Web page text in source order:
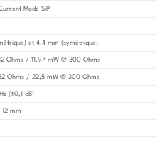
Mode SiP
et 4,4 mm (symétrique)
Ohms / 11,97 mW @ 300 Ohms
Ohms / 22,5 mW @ 300 Ohms
(±0,1 dB)
mm